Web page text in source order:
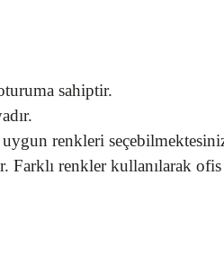
sahiptir.
renkleri
Farklı renkler kullanılarak